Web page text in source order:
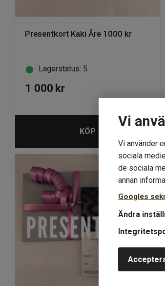
Vi
Vi använder
sociala
de sociala
annan
Googles
Ändra
Presentkort Kaki Åre 1000 kr
Lagerstatus: 5
1 000 kr
KÖP